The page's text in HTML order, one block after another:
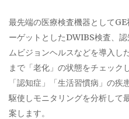
最先端の医療検査機器として
ーゲットとしたDWIBS検査、
ムビジョンヘルスなどを導入し
まで「老化」の状態をチェック
「認知症」「生活習慣病」の
駆使しモニタリングを分析して
案します。